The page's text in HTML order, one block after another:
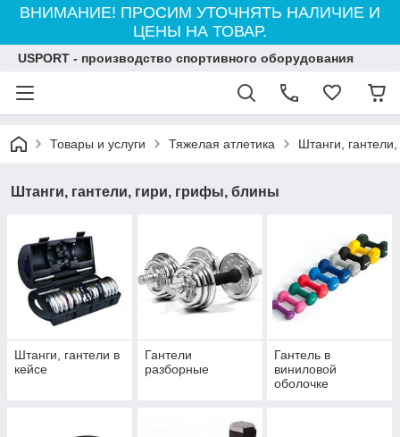
ВНИМАНИЕ! ПРОСИМ УТОЧНЯТЬ НАЛИЧИЕ И
ЦЕНЫ НА ТОВАР.
USPORT - производство спортивного оборудования
Товары и услуги Тяжелая атлетика Штанги,
Штанги, гантели, гири, грифы, блины
Штанги, гантели в
кейсе
Гантели
разборные
Гантель в
виниловой
оболочке